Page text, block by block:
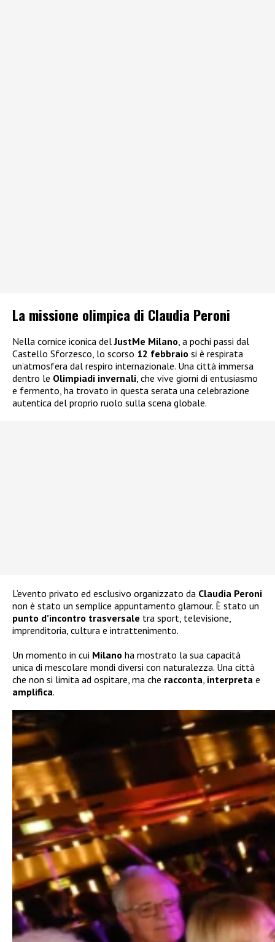
La missione olimpica di Claudia Peroni
Nella cornice iconica delJustMe Milano, a pochi passi dal
Castello Sforzesco, lo scorso 12 febbraio si è respirata
un’atmosfera dal respiro internazionale. Una città immersa
dentro le Olimpiadi invernali, che vive giorni di entusiasmo
e fermento, ha trovato in questa serata una celebrazione
autentica del proprio ruolo sulla scena globale.
L’evento privato ed esclusivo organizzato da Claudia Peroni
non è stato un semplice appuntamento glamour. È stato un
punto d’incontro trasversale tra sport, televisione,
imprenditoria, cultura e intrattenimento.
Un momento in cui Milano ha mostrato la sua capacità
unica di mescolare mondi diversi con naturalezza. Una città
che non si limita ad ospitare, ma che racconta, interpreta e
amplifica.